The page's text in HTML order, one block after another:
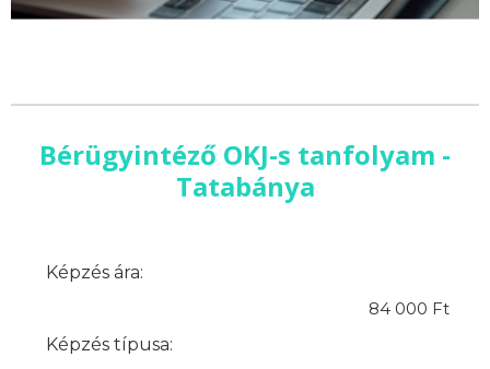
Bérügyintéző OKJ-s tanfolyam -
Tatabánya
Képzés ára:
84 000 Ft
Képzés típusa: